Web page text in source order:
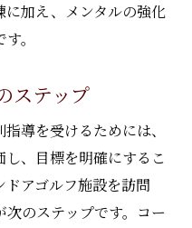
加え、メンタルの強化
。
ステップ
導を受けるためには、
、目標を明確にするこ
アゴルフ施設を訪問
次のステップです。コー